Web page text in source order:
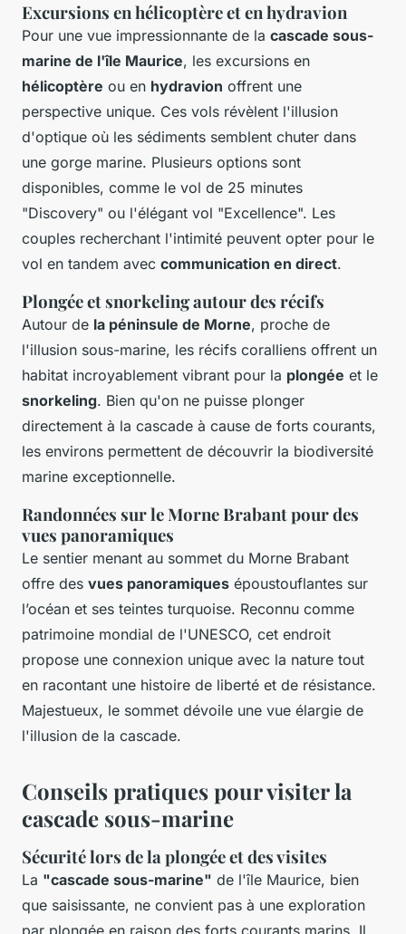
Excursions en hélicoptère et en hydravion
Pour une vue impressionnante de la cascade sous-
marine de l'île Maurice, les excursions en
hélicoptère ou en hydravion offrent une
perspective unique. Ces vols révèlent l'illusion
d'optique où les sédiments semblent chuter dans
une gorge marine. Plusieurs options sont
disponibles, comme le vol de 25 minutes
"Discovery" ou l'élégant vol "Excellence". Les
couples recherchant l'intimité peuvent opter pour le
vol en tandem avec communication en direct.
Plongée et snorkeling autour des récifs
Autour de la péninsule de Morne, proche de
l'illusion sous-marine, les récifs coralliens offrent un
habitat incroyablement vibrant pour la plongée et le
snorkeling. Bien qu'on ne puisse plonger
directement à la cascade à cause de forts courants,
les environs permettent de découvrir la biodiversité
marine exceptionnelle.
Randonnées sur le Morne Brabant pour des
vues panoramiques
Le sentier menant au sommet du Morne Brabant
offre des vues panoramiques époustouflantes sur
l’océan et ses teintes turquoise. Reconnu comme
patrimoine mondial de l'UNESCO, cet endroit
propose une connexion unique avec la nature tout
en racontant une histoire de liberté et de résistance.
Majestueux, le sommet dévoile une vue élargie de
l'illusion de la cascade.
Conseils pratiques pour visiter la
cascade sous-marine
Sécurité lors de la plongée et des visites
La "cascade sous-marine" de l'île Maurice, bien
que saisissante, ne convient pas à une exploration